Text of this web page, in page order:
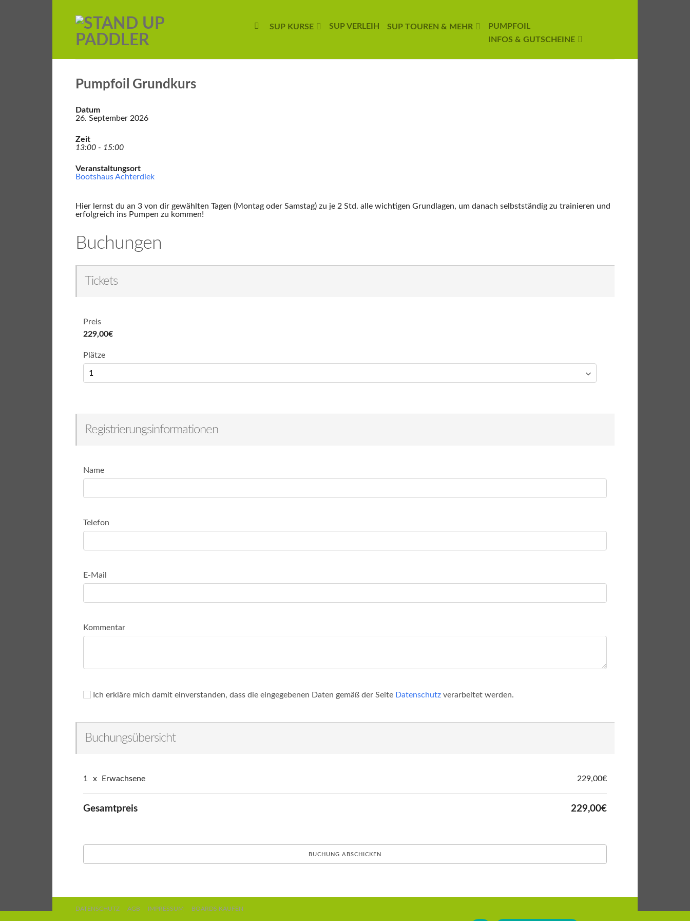
SUP KURSE SUP VERLEIH SUP TOUREN & MEHR
PUMPFOIL
INFOS & GUTSCHEINE
Pumpfoil Grundkurs
Datum
26. September 2026
Zeit
13:00 - 15:00
Veranstaltungsort
Bootshaus Achterdiek
Hier lernst du an 3 von dir gewählten Tagen (Montag oder Samstag) zu je 2 Std. alle wichtigen Grundlagen, um danach selbstständig zu trainieren und
erfolgreich ins Pumpen zu kommen!
Buchungen
Tickets
Preis
229,00€
Plätze
Registrierungsinformationen
Name
Telefon
E-Mail
Kommentar
Ich erkläre mich damit einverstanden, dass die eingegebenen Daten gemäß der Seite Datenschutz verarbeitet werden.
Buchungsübersicht
1 x Erwachsene 229,00€
Gesamtpreis 229,00€
DATENSCHUTZ AGB IMPRESSUM BOARDS KAUFEN